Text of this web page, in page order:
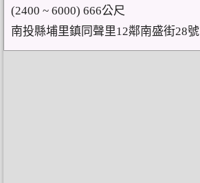
(2400 ~ 6000) 666公尺
南投縣埔里鎮同聲里12鄰南盛街28號